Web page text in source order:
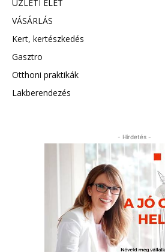
ÜZLETI ÉLET
VÁSÁRLÁS
Kert, kertészkedés
Gasztro
Otthoni praktikák
Lakberendezés
- Hirdetés -